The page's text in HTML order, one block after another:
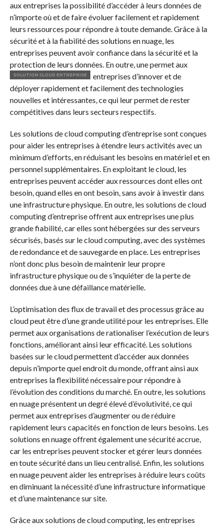
aux entreprises la possibilité d’accéder à leurs données de
n’importe où et de faire évoluer facilement et rapidement
leurs ressources pour répondre à toute demande. Grâce à la
sécurité et à la fiabilité des solutions en nuage, les
entreprises peuvent avoir confiance dans la sécurité et la
protection de leurs données. En outre, une
SOLUTION CLOUD ENTREPRISE
permet aux
entreprises d’innover et de
déployer rapidement et facilement des technologies
nouvelles et intéressantes, ce qui leur permet de rester
compétitives dans leurs secteurs respectifs.
Les solutions de cloud computing d’entreprise sont conçues
pour aider les entreprises à étendre leurs activités avec un
minimum d’efforts, en réduisant les besoins en matériel et en
personnel supplémentaires. En exploitant le cloud, les
entreprises peuvent accéder aux ressources dont elles ont
besoin, quand elles en ont besoin, sans avoir à investir dans
une infrastructure physique. En outre, les solutions de cloud
computing d’entreprise offrent aux entreprises une plus
grande fiabilité, car elles sont hébergées sur des serveurs
sécurisés, basés sur le cloud computing, avec des systèmes
de redondance et de sauvegarde en place. Les entreprises
n’ont donc plus besoin de maintenir leur propre
infrastructure physique ou de s’inquiéter de la perte de
données due à une défaillance matérielle.
L’optimisation des flux de travail et des processus grâce au
cloud peut être d’une grande utilité pour les entreprises. Elle
permet aux organisations de rationaliser l’exécution de leurs
fonctions, améliorant ainsi leur efficacité. Les solutions
basées sur le cloud permettent d’accéder aux données
depuis n’importe quel endroit du monde, offrant ainsi aux
entreprises la flexibilité nécessaire pour répondre à
l’évolution des conditions du marché. En outre, les solutions
en nuage présentent un degré élevé d’évolutivité, ce qui
permet aux entreprises d’augmenter ou de réduire
rapidement leurs capacités en fonction de leurs besoins. Les
solutions en nuage offrent également une sécurité accrue,
car les entreprises peuvent stocker et gérer leurs données
en toute sécurité dans un lieu centralisé. Enfin, les solutions
en nuage peuvent aider les entreprises à réduire leurs coûts
en diminuant la nécessité d’une infrastructure informatique
et d’une maintenance sur site.
Grâce aux solutions de cloud computing, les entreprises